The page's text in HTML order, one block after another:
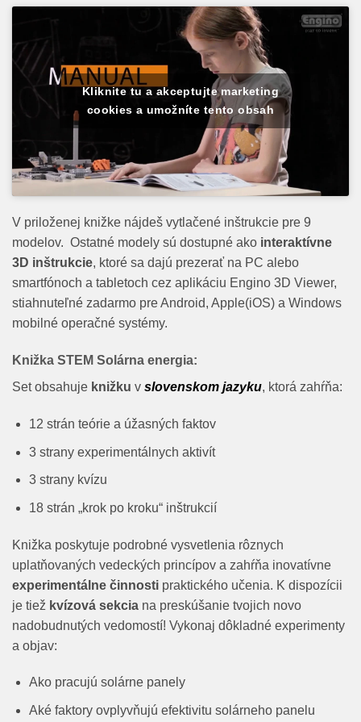
Kliknite tu a akceptujte marketing
cookies a umožníte tento obsah
V priloženej knižke nájdeš vytlačené inštrukcie pre 9
modelov. Ostatné modely sú dostupné ako interaktívne
3D inštrukcie, ktoré sa dajú prezerať na PC alebo
smartfónoch a tabletoch cez aplikáciu Engino 3D Viewer,
stiahnuteľné zadarmo pre Android, Apple(iOS) a Windows
mobilné operačné systémy.
Knižka STEM Solárna energia:
Set obsahuje knižku v slovenskom jazyku, ktorá zahŕňa:
12 strán teórie a úžasných faktov
3 strany experimentálnych aktivít
3 strany kvízu
18 strán „krok po kroku“ inštrukcií
Knižka poskytuje podrobné vysvetlenia rôznych
uplatňovaných vedeckých princípov a zahŕňa inovatívne
experimentálne činnosti praktického učenia. K dispozícii
je tiež kvízová sekcia na preskúšanie tvojich novo
nadobudnutých vedomostí! Vykonaj dôkladné experimenty
a objav:
Ako pracujú solárne panely
Aké faktory ovplyvňujú efektivitu solárneho panelu